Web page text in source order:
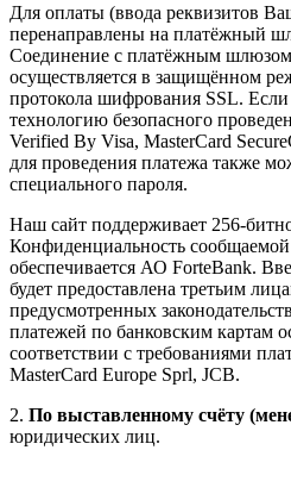
Для оплаты (ввода реквизитов
перенаправлены на платёжный
Соединение с платёжным
осуществляется в защищённом
протокола шифрования SSL.
технологию безопасного
Verified By Visa, MasterCard
для проведения платежа также
специального пароля.
Наш сайт поддерживает 256-
Конфиденциальность
обеспечивается АО ForteBank.
будет предоставлена третьим
предусмотренных
платежей по банковским картам
соответствии с требованиями
MasterCard Europe Sprl, JCB.
2. По выставленному счёту
юридических лиц.